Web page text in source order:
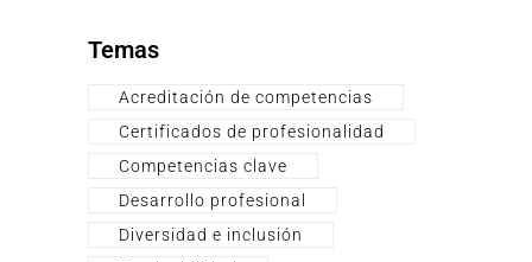
Temas
Acreditación de competencias
Certificados de profesionalidad
Competencias clave
Desarrollo profesional
Diversidad e inclusión